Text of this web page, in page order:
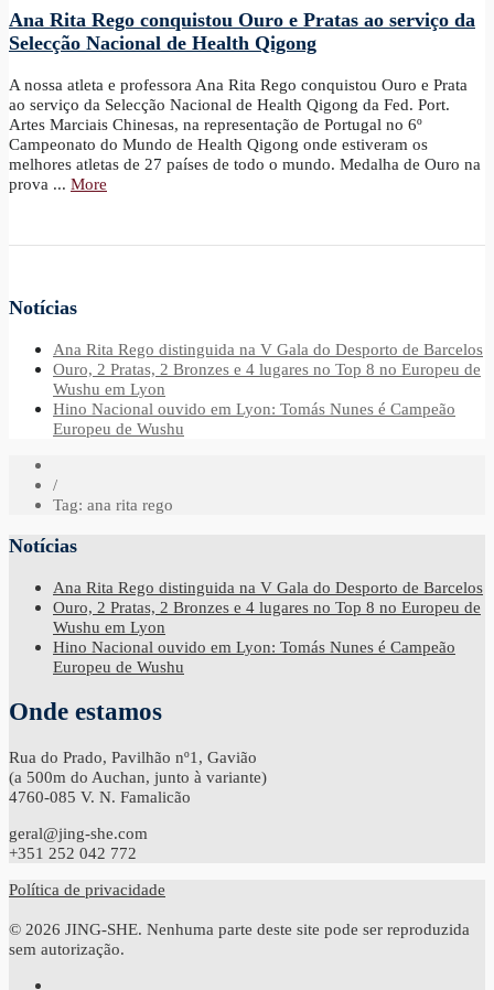
Ana Rita Rego conquistou Ouro e Pratas ao serviço da
Selecção Nacional de Health Qigong
A nossa atleta e professora Ana Rita Rego conquistou Ouro e Prata
ao serviço da Selecção Nacional de Health Qigong da Fed. Port.
Artes Marciais Chinesas, na representação de Portugal no 6º
Campeonato do Mundo de Health Qigong onde estiveram os
melhores atletas de 27 países de todo o mundo. Medalha de Ouro na
prova ... More
Notícias
Ana Rita Rego distinguida na V Gala do Desporto de Barcelos
Ouro, 2 Pratas, 2 Bronzes e 4 lugares no Top 8 no Europeu de
Wushu em Lyon
Hino Nacional ouvido em Lyon: Tomás Nunes é Campeão
Europeu de Wushu
/
Tag: ana rita rego
Notícias
Ana Rita Rego distinguida na V Gala do Desporto de Barcelos
Ouro, 2 Pratas, 2 Bronzes e 4 lugares no Top 8 no Europeu de
Wushu em Lyon
Hino Nacional ouvido em Lyon: Tomás Nunes é Campeão
Europeu de Wushu
Onde estamos
Rua do Prado, Pavilhão nº1, Gavião
(a 500m do Auchan, junto à variante)
4760-085 V. N. Famalicão
geral@jing-she.com
+351 252 042 772
Política de privacidade
© 2026 JING-SHE. Nenhuma parte deste site pode ser reproduzida
sem autorização.